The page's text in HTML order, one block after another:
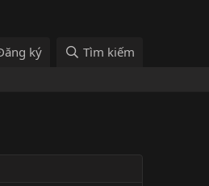
ký Tìm kiếm